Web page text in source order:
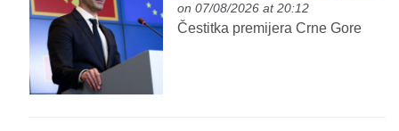
on 07/08/2026 at 20:12
Čestitka premijera Crne Gore